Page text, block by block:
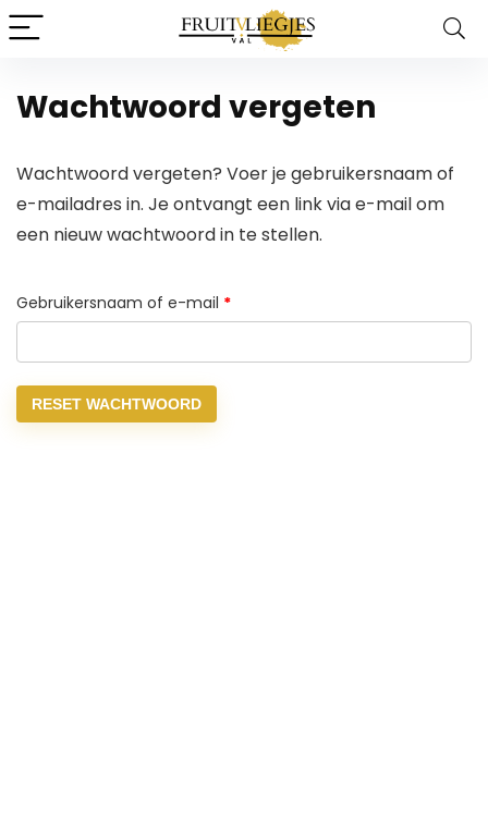
Wachtwoord vergeten
Wachtwoord vergeten? Voer je gebruikersnaam of
e-mailadres in. Je ontvangt een link via e-mail om
een nieuw wachtwoord in te stellen.
Gebruikersnaam of e-mail *Vereist
RESET WACHTWOORD